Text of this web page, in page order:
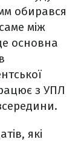
обирався
між
основна
з УПЛ
які